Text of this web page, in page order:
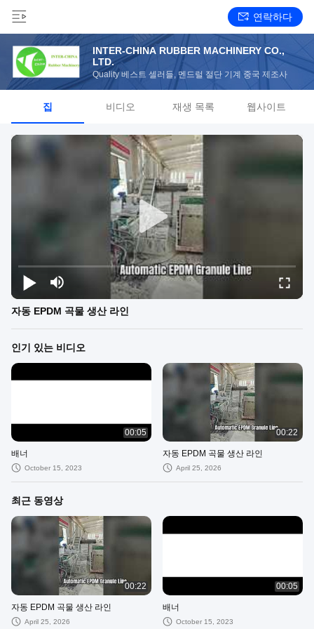
연락하다
INTER-CHINA RUBBER MACHINERY CO.,
LTD.
Quality 베스트 셀러들, 멘드럴 절단 기계 중국 제조사
집 비디오 재생 목록 웹사이트
자동 EPDM 곡물 생산 라인
인기 있는 비디오
00:05
배너
October 15, 2023
00:22
자동 EPDM 곡물 생산 라인
April 25, 2026
최근 동영상
00:22
자동 EPDM 곡물 생산 라인
April 25, 2026
00:05
배너
October 15, 2023